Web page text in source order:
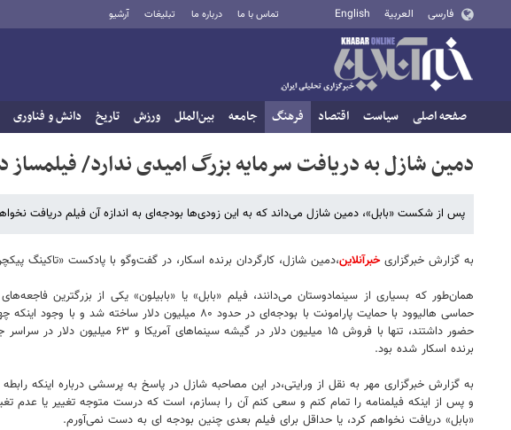
فارسی العربية English تماس با ما درباره ما تبلیغات آرشیو
صفحه اصلی سیاست اقتصاد فرهنگ جامعه بین‌الملل ورزش تاریخ دانش و فناوری
دمین شازل به دریافت سرمایه بزرگ امیدی ندارد/ فیلمساز
پس از شکست «بابل»، دمین شازل می‌داند که به این زودی‌ها بودجه‌ای به اندازه آن فیلم دریافت
به گزارش خبرگزاریخبرآنلاین،دمین شازل، کارگردان برنده اسکار، در گفت‌وگو با پادکست «تاکینگ
همان‌طور که بسیاری از سینمادوستان می‌دانند، فیلم «بابل» یا «بابیلون» یکی از بزرگترین
حماسی هالیوود با حمایت پارامونت با بودجه‌ای در حدود ۸۰
حضور داشتند، تنها با فروش ۱۵ میلیون
برنده اسکار شده بود.
به گزارش خبرگزاری مهر به نقل از ورایتی،در این مصاحبه شازل در پاسخ به پرسشی درباره اینکه
و پس از اینکه فیلمنامه را تمام کنم و سعی کنم آن را بسازم، است که درست متوجه تغییر یا عدم
«بابل» دریافت نخواهم کرد، یا حداقل برای فیلم بعدی چنین بودجه ای به دست نمی‌آورم.